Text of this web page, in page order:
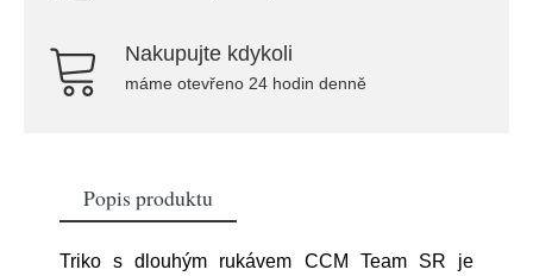
Nakupujte kdykoli
máme otevřeno 24 hodin denně
Popis produktu
Triko s dlouhým rukávem CCM Team SR je